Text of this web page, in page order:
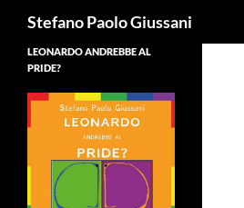
Stefano Paolo Giussani
LEONARDO ANDREBBE AL
PRIDE?